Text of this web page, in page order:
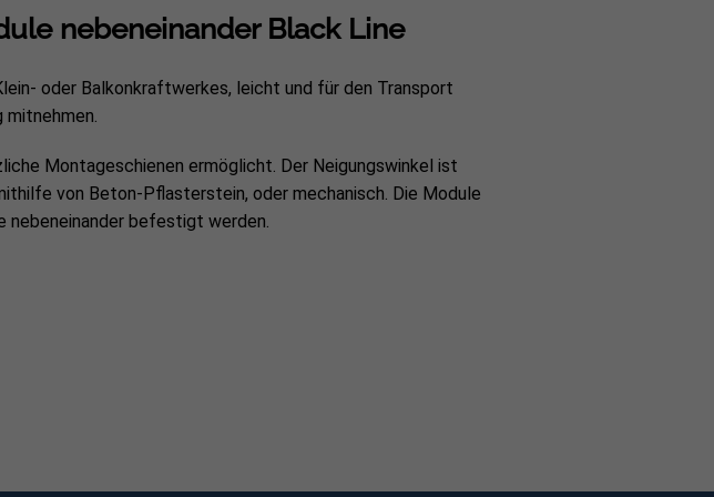
Gewicht des Sets: 6,75 kg
Grundfläche aufgebaut (LxBxH): ~ 366 x 120 x 50 cm
nebeneinander Black Line
oder Balkonkraftwerkes, leicht und für den Transport
Montageschienen ermöglicht. Der Neigungswinkel ist
von Beton-Pflasterstein, oder mechanisch. Die Module
nebeneinander befestigt werden.